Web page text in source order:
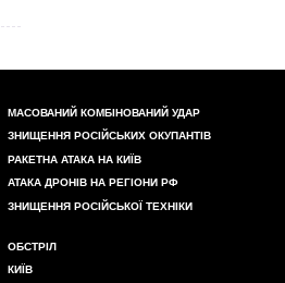
МАСОВАНИЙ КОМБІНОВАНИЙ УДАР
ЗНИЩЕННЯ РОСІЙСЬКИХ ОКУПАНТІВ
РАКЕТНА АТАКА НА КИЇВ
АТАКА ДРОНІВ НА РЕГІОНИ РФ
ЗНИЩЕННЯ РОСІЙСЬКОЇ ТЕХНІКИ
ОБСТРІЛ
КИЇВ